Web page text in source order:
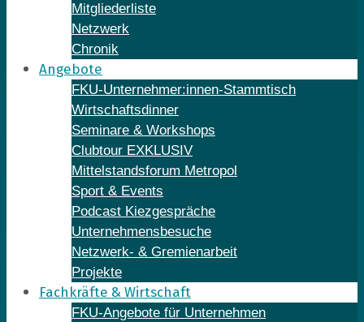
Mitgliederliste
Netzwerk
Chronik
Angebote
FKU-Unternehmer:innen-Stammtisch
Wirtschaftsdinner
Seminare & Workshops
Clubtour EXKLUSIV
Mittelstandsforum Metropol
Sport & Events
Podcast Kiezgespräche
Unternehmensbesuche
Netzwerk- & Gremienarbeit
Projekte
Fachkräfte & Wirtschaft
FKU-Angebote für Unternehmen